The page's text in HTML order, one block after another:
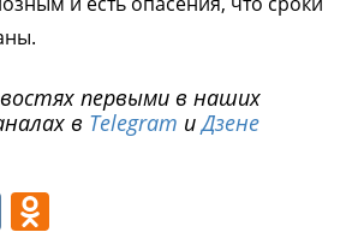
первыми в наших
в Telegram иДзене
VK